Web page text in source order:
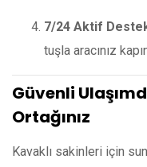
7/24 Aktif
tuşla aracınız
Güvenli
Ortağınız
Kavaklı sakinleri için